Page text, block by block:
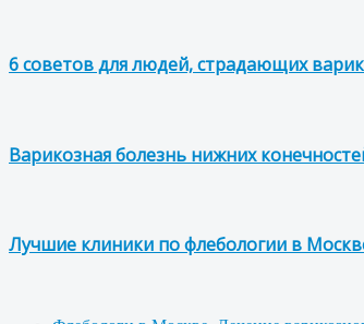
6 советов для людей, страдающих
Варикозная болезнь нижних
Лучшие клиники по флебологии в